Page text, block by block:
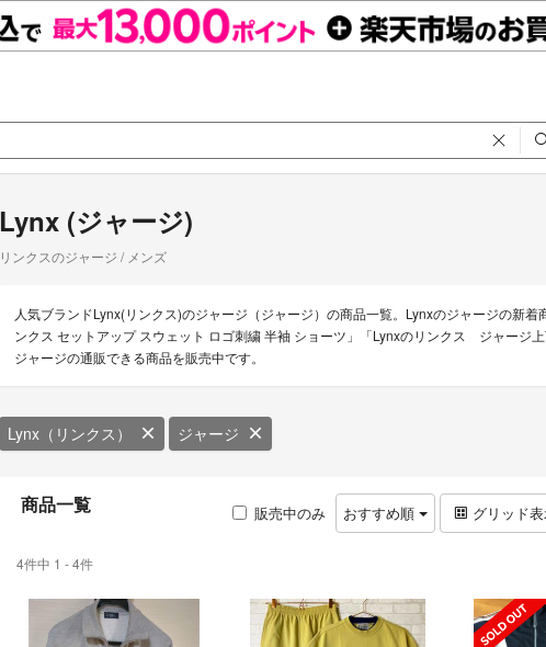
Lynx (ジャージ)
リンクスのジャージ / メンズ
人気ブランドLynx(リンクス)のジャージ（ジャージ）の商品一覧。Lynxのジャージの新
ンクス セットアップ スウェット ロゴ刺繍 半袖 ショーツ」「Lynxのリンクス ジャージ
ジャージの通販できる商品を販売中です。
Lynx（リンクス） ジャージ
商品一覧 販売中のみ おすすめ順 グリッド
4件中 1 - 4件